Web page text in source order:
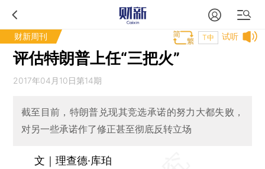
财新周刊 试听
T中
评估特朗普上任“三把火”
2017年04月10日第14期
截至目前，特朗普兑现其竞选承诺的努力大都失败，
对另一些承诺作了修正甚至彻底反转立场
文｜理查德·库珀